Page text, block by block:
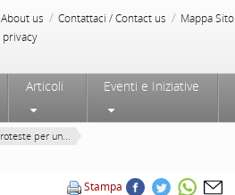
us / Contattaci / Contact us / Mappa Sito
Articoli Eventi e Iniziative
per un...
Stampa